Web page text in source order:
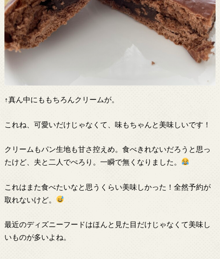
↑真ん中にももちろんクリームが。
これね、可愛いだけじゃなくて、味もちゃんと美味しいです！
クリームもパン生地も甘さ控えめ。食べきれないだろうと思っ
たけど、夫と二人でぺろり。一瞬で無くなりました。
これはまた食べたいなと思うくらい美味しかった！全然予約が
取れないけど。
最近のディズニーフードはほんと見た目だけじゃなくて美味し
いものが多いよね。